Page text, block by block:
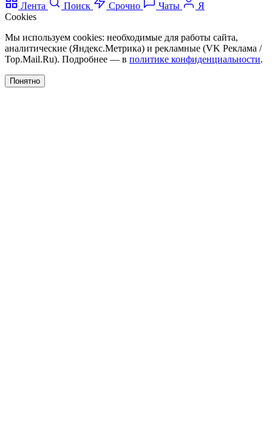
Лента
Поиск Срочно Чаты
Я
Cookies
Мы используем cookies: необходимые для работы сайта,
аналитические (Яндекс.Метрика) и рекламные (VK Реклама /
Top.Mail.Ru). Подробнее — в политике конфиденциальности.
Понятно